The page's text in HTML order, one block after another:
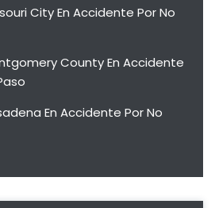
City En Accidente Por No
County En Accidente
En Accidente Por No